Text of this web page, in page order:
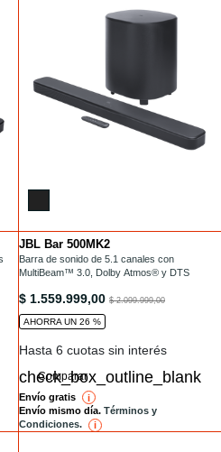
JBL Bar 500MK2
/barras-de-sonido/BAR-500MK2.html
Barra de sonido de 5.1 canales con
MultiBeam™ 3.0, Dolby Atmos® y DTS
/barras-de-sonido/BAR-
$ 1.559.999,00 $ 2.099.999,00
AHORRA UN 26 %
Installments
Hasta 6 cuotas sin interés
Comparar
Envío gratis i reference
Envío mismo día. Términos y
Condiciones.
i reference